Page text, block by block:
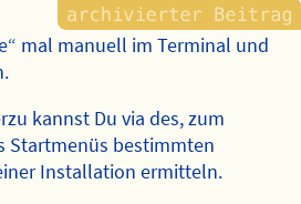
mal manuell im Terminal und
kannst Du via des, zum
Startmenüs bestimmten
Installation ermitteln.